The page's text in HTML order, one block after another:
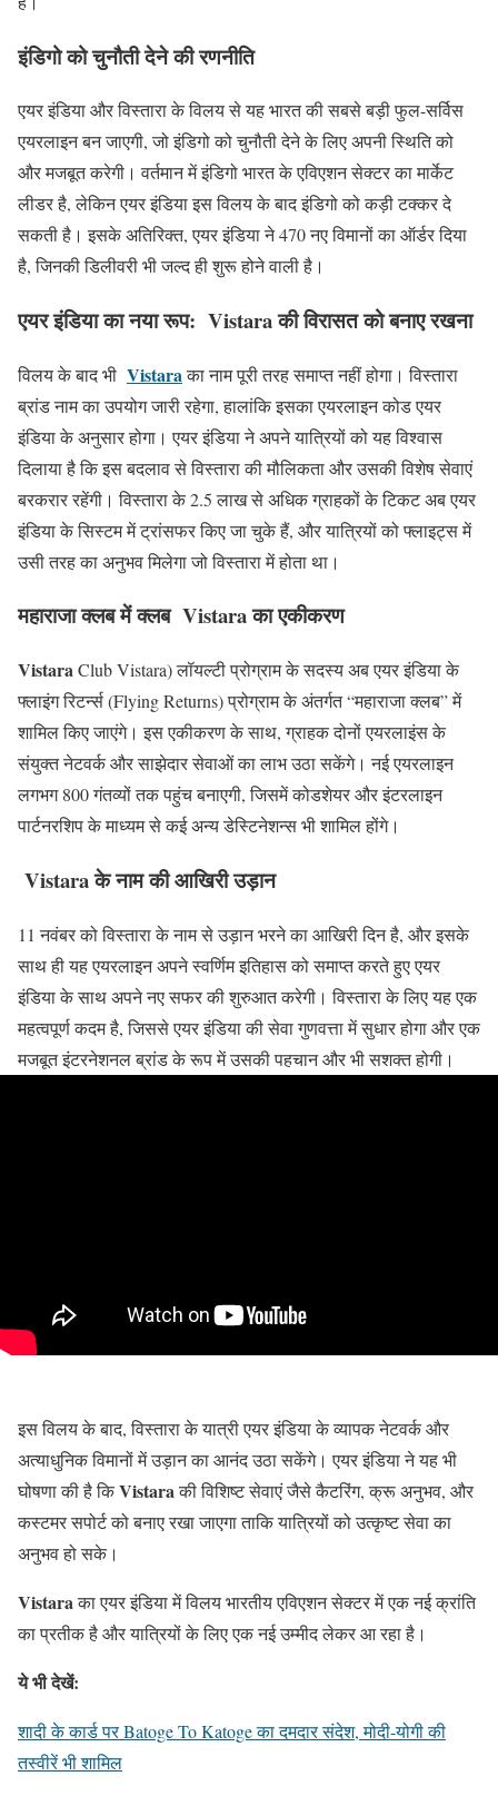
इंडिगो को चुनौती देने की रणनीति
एयर इंडिया और विस्तारा के विलय से यह भारत की सबसे बड़ी फुल-सर्विस
एयरलाइन बन जाएगी, जो इंडिगो को चुनौती देने के लिए अपनी स्थिति को
और मजबूत करेगी। वर्तमान में इंडिगो भारत के एविएशन सेक्टर का मार्केट
लीडर है, लेकिन एयर इंडिया इस विलय के बाद इंडिगो को कड़ी टक्कर दे
सकती है। इसके अतिरिक्त, एयर इंडिया ने 470 नए विमानों का ऑर्डर दिया
है, जिनकी डिलीवरी भी जल्द ही शुरू होने वाली है।
एयर इंडिया का नया रूप: Vistara की विरासत को बनाए रखना
विलय के बाद भी Vistaraका नाम पूरी तरह समाप्त नहीं होगा। विस्तारा
ब्रांड नाम का उपयोग जारी रहेगा, हालांकि इसका एयरलाइन कोड एयर
इंडिया के अनुसार होगा। एयर इंडिया ने अपने यात्रियों को यह विश्वास
दिलाया है कि इस बदलाव से विस्तारा की मौलिकता और उसकी विशेष सेवाएं
बरकरार रहेंगी। विस्तारा के 2.5 लाख से अधिक ग्राहकों के टिकट अब एयर
इंडिया के सिस्टम में ट्रांसफर किए जा चुके हैं, और यात्रियों को फ्लाइट्स में
उसी तरह का अनुभव मिलेगा जो विस्तारा में होता था।
महाराजा क्लब में क्लब Vistara का एकीकरण
VistaraClub Vistara) लॉयल्टी प्रोग्राम के सदस्य अब एयर इंडिया के
फ्लाइंग रिटर्न्स (Flying Returns) प्रोग्राम के अंतर्गत “महाराजा क्लब” में
शामिल किए जाएंगे। इस एकीकरण के साथ, ग्राहक दोनों एयरलाइंस के
संयुक्त नेटवर्क और साझेदार सेवाओं का लाभ उठा सकेंगे। नई एयरलाइन
लगभग 800 गंतव्यों तक पहुंच बनाएगी, जिसमें कोडशेयर और इंटरलाइन
पार्टनरशिप के माध्यम से कई अन्य डेस्टिनेशन्स भी शामिल होंगे।
Vistara के नाम की आखिरी उड़ान
11 नवंबर को विस्तारा के नाम से उड़ान भरने का आखिरी दिन है, और इसके
साथ ही यह एयरलाइन अपने स्वर्णिम इतिहास को समाप्त करते हुए एयर
इंडिया के साथ अपने नए सफर की शुरुआत करेगी। विस्तारा के लिए यह एक
महत्वपूर्ण कदम है, जिससे एयर इंडिया की सेवा गुणवत्ता में सुधार होगा और एक
मजबूत इंटरनेशनल ब्रांड के रूप में उसकी पहचान और भी सशक्त होगी।
इस विलय के बाद, विस्तारा के यात्री एयर इंडिया के व्यापक नेटवर्क और
अत्याधुनिक विमानों में उड़ान का आनंद उठा सकेंगे। एयर इंडिया ने यह भी
घोषणा की है किVistaraकी विशिष्ट सेवाएं जैसे कैटरिंग, क्रू अनुभव, और
कस्टमर सपोर्ट को बनाए रखा जाएगा ताकि यात्रियों को उत्कृष्ट सेवा का
अनुभव हो सके।
Vistaraका एयर इंडिया में विलय भारतीय एविएशन सेक्टर में एक नई क्रांति
का प्रतीक है और यात्रियों के लिए एक नई उम्मीद लेकर आ रहा है।
ये भी देखें:
शादी के कार्ड पर Batoge To Katoge का दमदार संदेश, मोदी-योगी की
तस्वीरें भी शामिल